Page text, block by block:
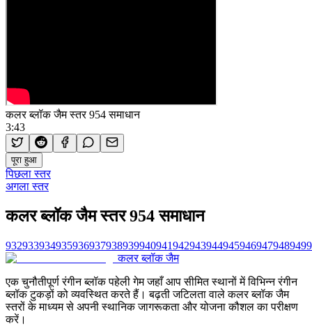
कलर ब्लॉक जैम स्तर 954 समाधान
3:43
पूरा हुआ
पिछला स्तर
अगला स्तर
कलर ब्लॉक जैम स्तर 954 समाधान
932933934935936937938939940941942943944945946947948949
कलर ब्लॉक जैम
एक चुनौतीपूर्ण रंगीन ब्लॉक पहेली गेम जहाँ आप सीमित स्थानों में विभिन्न रंगीन
ब्लॉक टुकड़ों को व्यवस्थित करते हैं। बढ़ती जटिलता वाले कलर ब्लॉक जैम
स्तरों के माध्यम से अपनी स्थानिक जागरूकता और योजना कौशल का परीक्षण
करें।